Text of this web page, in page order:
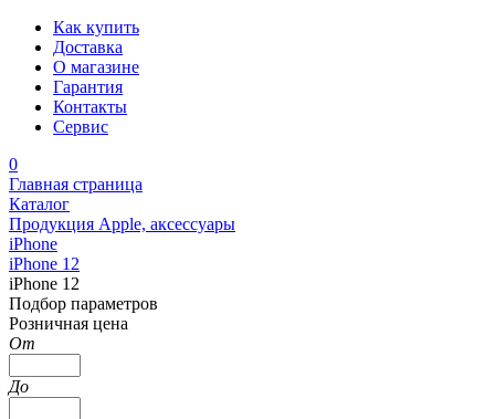
Как купить
Доставка
О магазине
Гарантия
Контакты
Сервис
0
Главная страница
Каталог
Продукция Apple, аксессуары
iPhone
iPhone 12
iPhone 12
Подбор параметров
Розничная цена
От
До